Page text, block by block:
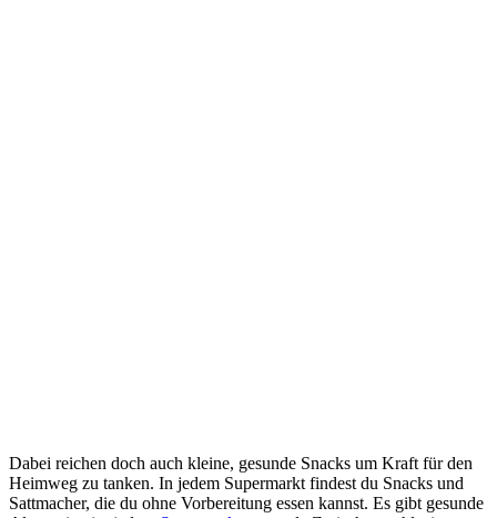
Dabei reichen doch auch kleine, gesunde Snacks um Kraft für den
Heimweg zu tanken. In jedem Supermarkt findest du Snacks und
Sattmacher, die du ohne Vorbereitung essen kannst. Es gibt gesunde